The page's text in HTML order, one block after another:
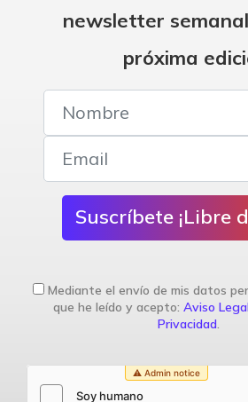
newsletter
próxima
Suscríbete ¡Libre
Mediante el envío de mis datos
que he leído y acepto: Aviso
Privacidad.